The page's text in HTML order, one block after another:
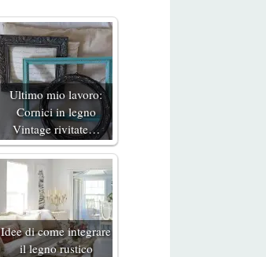
Ultimo mio lavoro:
Cornici in legno
Vintage rivitate…
Idee di come integrare
il legno rustico